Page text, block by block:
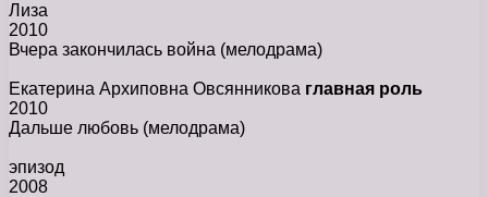
Лиза
2010
Вчера закончилась война (мелодрама)
Екатерина Архиповна Овсянникова главная роль
2010
Дальше любовь (мелодрама)
эпизод
2008